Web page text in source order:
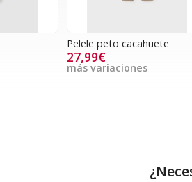
Pelele peto cacahuete
27,99€
más variaciones